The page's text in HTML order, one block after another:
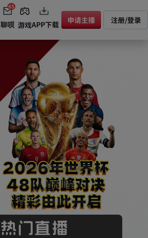
65
聊呗 游戏APP下载 申请主播 注册/登录
热门直播